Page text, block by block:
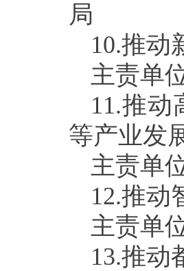
局
10.推动
主责单
11.推动
等产业发
主责单
12.推动
主责单
13.推动